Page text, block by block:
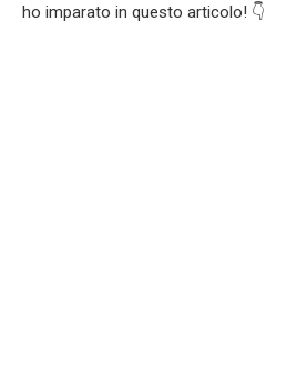
ho imparato in questo articolo! 👇